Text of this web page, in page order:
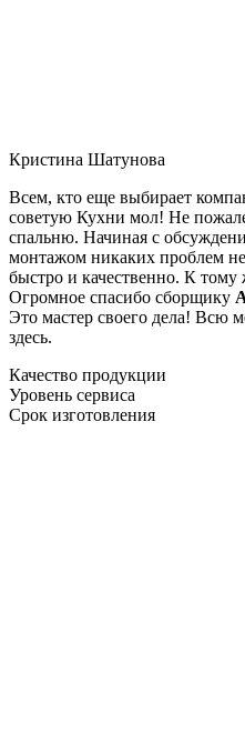
Кристина Шатунова
Всем, кто еще выбирает
советую Кухни мол! Не
спальню. Начиная с
монтажом никаких проблем
быстро и качественно. К
Огромное спасибо сборщику
Это мастер своего дела! Всю
здесь.
Качество продукции
Уровень сервиса
Срок изготовления